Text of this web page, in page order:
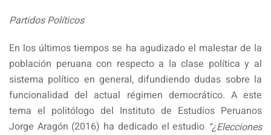
Partidos Políticos
En los últimos tiempos se ha agudizado el malestar de la
población peruana con respecto a la clase política y al
sistema político en general, difundiendo dudas sobre la
funcionalidad del actual régimen democrático. A este
tema el politólogo del Instituto de Estudios Peruanos
Jorge Aragón (2016) ha dedicado el estudio “¿Elecciones